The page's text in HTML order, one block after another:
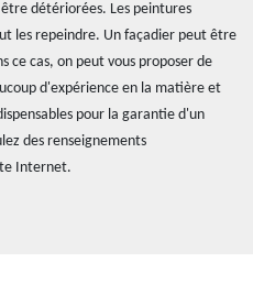
détériorées. Les peintures
les repeindre. Un façadier peut être
ce cas, on peut vous proposer de
d'expérience en la matière et
pour la garantie d'un
des renseignements
Internet.